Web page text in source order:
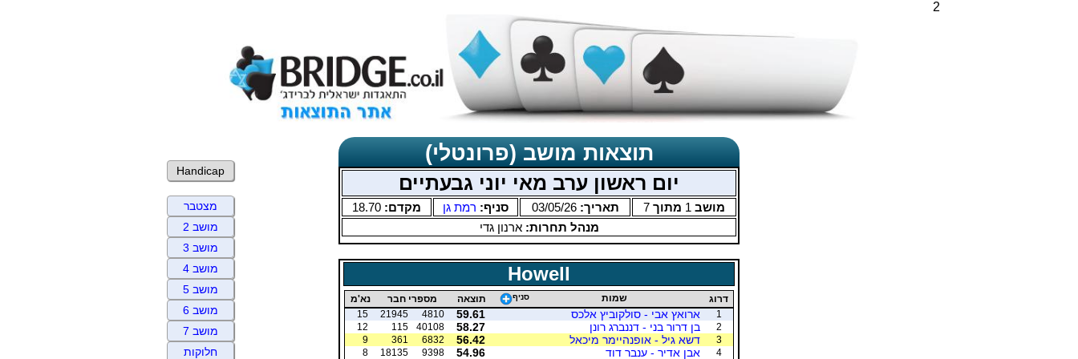
2
תוצאות מושב (פרונטלי)
יום ראשון ערב מאי יוני גבעתיים
מושב 1 מתוך 7 תאריך:03/05/26 סניף: רמת גן מקדם: 18.70
מנהל תחרות:ארנון גדי
Howell
דרוג שמות סניף תוצאה מספרי חבר
נא'מ
1
ארואץ אבי - סולקוביץ אלכס 59.61
4810
21945
15
2
בן דרור בני - דננברג רונן 58.27
40108
115
12
3
דשא גיל - אופנהיימר מיכאל 56.42
6832
361
9
4
אבן אדיר - ענבר דוד 54.96
9398
18135
8
Handicap
מצטבר
מושב 2
מושב 3
מושב 4
מושב 5
מושב 6
מושב 7
חלוקות